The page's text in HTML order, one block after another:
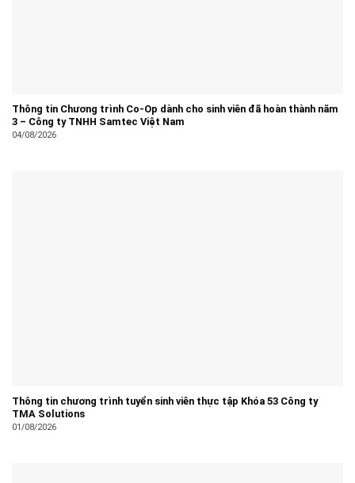
Thông tin Chương trình Co-Op dành cho sinh viên đã hoàn thành năm
3 – Công ty TNHH Samtec Việt Nam
04/08/2026
Thông tin chương trình tuyển sinh viên thực tập Khóa 53 Công ty
TMA Solutions
01/08/2026